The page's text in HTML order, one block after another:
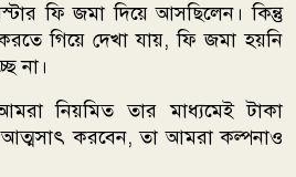
ফি জমা দিয়ে আসছিলেন। কিন্তু
করতে গিয়ে দেখা যায়, ফি জমা হয়নি
না।
নিয়মিত তার মাধ্যমেই টাকা
আত্মসাৎ করবেন, তা আমরা কল্পনাও